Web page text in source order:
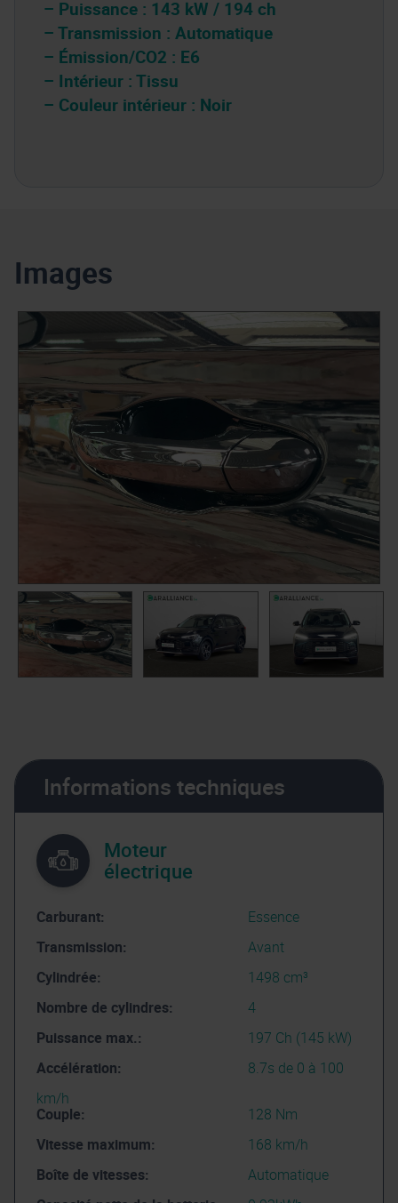
– Puissance : 143 kW / 194 ch
– Transmission : Automatique
– Émission/CO2 : E6
– Intérieur : Tissu
– Couleur intérieur : Noir
Images
Informations techniques
Moteur
électrique
Carburant:
Essence
Transmission:
Avant
Cylindrée:
1498 cm³
Nombre de cylindres:
4
Puissance max.:
197 Ch (145 kW)
Accélération:
8.7s de 0 à 100
km/h
Couple:
128 Nm
Vitesse maximum:
168 km/h
Boîte de vitesses:
Automatique